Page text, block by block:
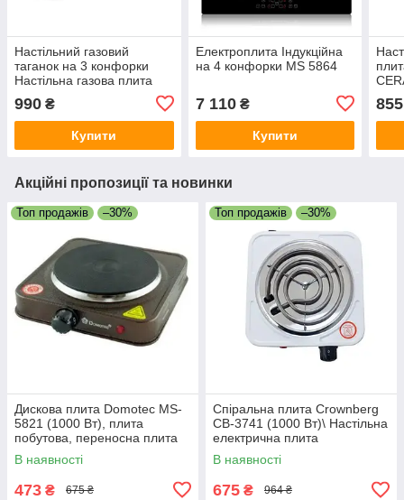
Настільний газовий
таганок на 3 конфорки
Настільна газова плита
990 ₴
Купити
Електроплита Індукційна
на 4 конфорки MS 5864
7 110₴
Купити
855
Акційні пропозиції та новинки
Топ продажів –30%
Дискова плита Domotec MS-
5821 (1000 Вт), плита
побутова, переносна плита
В наявності
473 ₴ 675 ₴
Топ продажів –30%
Спіральна плита Crownberg
CB-3741 (1000 Вт)\ Настільна
електрична плита
В наявності
675 ₴ 964 ₴